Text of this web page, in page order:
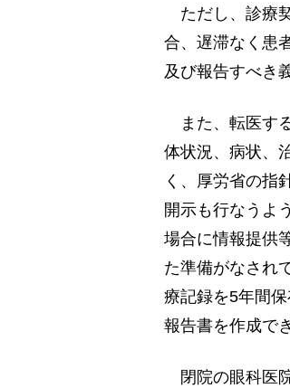
ただし、診療
合、遅滞なく患
及び報告すべき
また、転医す
体状況、病状、
く、厚労省の指
開示も行なうよ
場合に情報提供
た準備がなされ
療記録を5年間
報告書を作成で
閉院の眼科医